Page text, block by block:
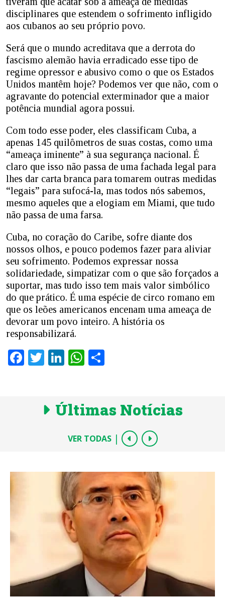
disciplinares que estendem o sofrimento infligido
aos cubanos ao seu próprio povo.
Será que o mundo acreditava que a derrota do
fascismo alemão havia erradicado esse tipo de
regime opressor e abusivo como o que os Estados
Unidos mantêm hoje? Podemos ver que não, com o
agravante do potencial exterminador que a maior
potência mundial agora possui.
Com todo esse poder, eles classificam Cuba, a
apenas 145 quilômetros de suas costas, como uma
“ameaça iminente” à sua segurança nacional. É
claro que isso não passa de uma fachada legal para
lhes dar carta branca para tomarem outras medidas
“legais” para sufocá-la, mas todos nós sabemos,
mesmo aqueles que a elogiam em Miami, que tudo
não passa de uma farsa.
Cuba, no coração do Caribe, sofre diante dos
nossos olhos, e pouco podemos fazer para aliviar
seu sofrimento. Podemos expressar nossa
solidariedade, simpatizar com o que são forçados a
suportar, mas tudo isso tem mais valor simbólico
do que prático. É uma espécie de circo romano em
que os leões americanos encenam uma ameaça de
devorar um povo inteiro. A história os
responsabilizará.
Facebook
TwitterLinkedInWhatsApp
Últimas Notícias
VER TODAS |